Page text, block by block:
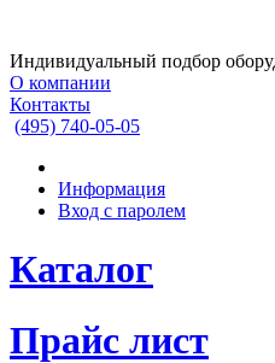
Индивидуальный подбор
О компании
Контакты
(495) 740-05-05
Информация
Вход с паролем
Каталог
Прайс лист